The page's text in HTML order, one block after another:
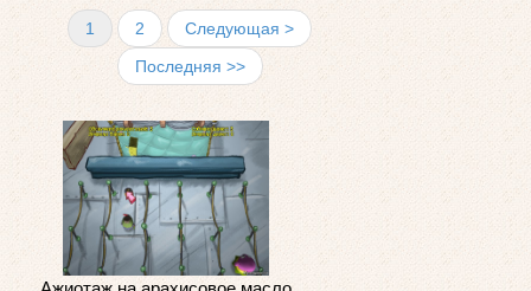
1 2
Следующая >
Последняя >>